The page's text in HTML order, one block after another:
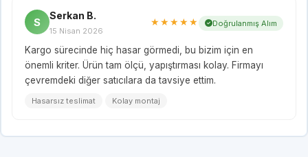
S
Serkan B.
15 Nisan 2026
★★★★★ Doğrulanmış Alım
Kargo sürecinde hiç hasar görmedi, bu bizim için en
önemli kriter. Ürün tam ölçü, yapıştırması kolay. Firmayı
çevremdeki diğer satıcılara da tavsiye ettim.
Hasarsız teslimat Kolay montaj